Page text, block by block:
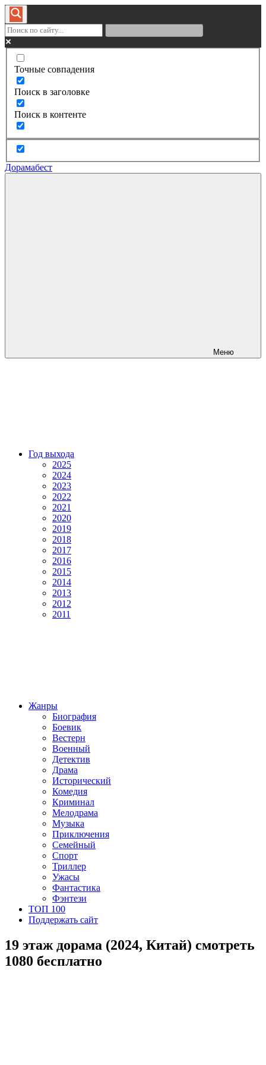
Точные совпадения
Поиск в заголовке
Поиск в контенте
Дорамабест
Меню
Год выхода
2025
2024
2023
2022
2021
2020
2019
2018
2017
2016
2015
2014
2013
2012
2011
Жанры
Биография
Боевик
Вестерн
Военный
Детектив
Драма
Исторический
Комедия
Криминал
Мелодрама
Музыка
Приключения
Семейный
Спорт
Триллер
Ужасы
Фантастика
Фэнтези
ТОП 100
Поддержать сайт
19 этаж дорама (2024, Китай) смотреть
1080 бесплатно